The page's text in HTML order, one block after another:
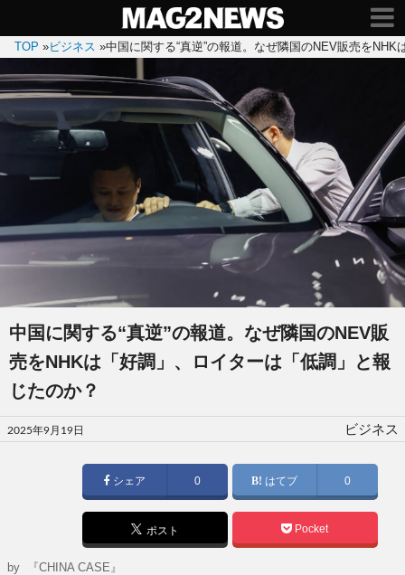
TOP »ビジネス »中国に関する“真逆”の報道。なぜ隣国のNEV販売を
中国に関する“真逆”の報道。なぜ隣国のNEV販
売をNHKは「好調」、ロイターは「低調」と報
じたのか？
投
稿
2025年9月19日 ビジネス
シェア 0 はてブ 0
ポスト Pocket
by 『CHINA CASE』